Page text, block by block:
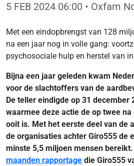
5 FEB 2024 06:00 • Oxfam
Met een eindopbrengst van 128
na een jaar nog in volle gang:
psychosociale hulp en herstel van
Bijna een jaar geleden kwam
voor de slachtoffers van de
De teller eindigde op 31 december
waarmee deze actie de op twee
ooit is. Met het eerste deel van de
de organisaties achter Giro555 de
minste 5,5 miljoen mensen
maanden rapportage die Giro555